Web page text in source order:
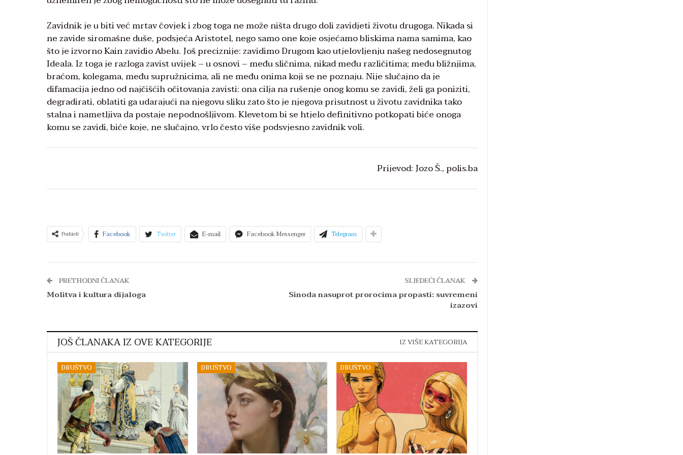
Zavidnik je u biti već mrtav čovjek i zbog toga ne može ništa drugo doli zavidjeti životu drugoga. Nikada si
ne zavide siromašne duše, podsjeća Aristotel, nego samo one koje osjećamo bliskima nama samima, kao
što je izvorno Kain zavidio Abelu. Još preciznije: zavidimo Drugom kao utjelovljenju našeg nedosegnutog
Ideala. Iz toga je razloga zavist uvijek – u osnovi – među sličnima, nikad među različitima; među bližnjima,
braćom, kolegama, među supružnicima, ali ne među onima koji se ne poznaju. Nije slučajno da je
difamacija jedno od najčišćih očitovanja zavisti: ona cilja na rušenje onog komu se zavidi, želi ga poniziti,
degradirati, oblatiti ga udarajući na njegovu sliku zato što je njegova prisutnost u životu zavidnika tako
stalna i nametljiva da postaje nepodnošljivom. Klevetom bi se htjelo definitivno potkopati biće onoga
komu se zavidi, biće koje, ne slučajno, vrlo često više podsvjesno zavidnik voli.
Prijevod: Jozo Š., polis.ba
Podijeli Facebook Twitter E-mail Facebook Messenger Telegram
PRETHODNI ČLANAK
Molitva i kultura dijaloga
SLJEDEĆI ČLANAK
Sinoda nasuprot prorocima propasti: suvremeni
izazovi
JOŠ ČLANAKA IZ OVE KATEGORIJE IZ VIŠE KATEGORIJA
DRUŠTVO DRUŠTVO DRUŠTVO